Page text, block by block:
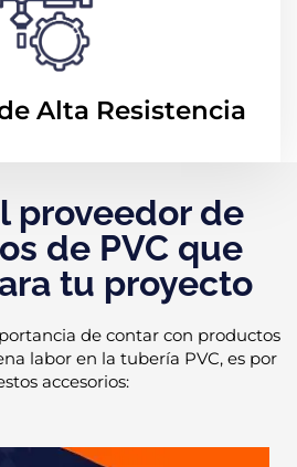
Alta Resistencia
proveedor de
de PVC que
tu proyecto
de contar con productos
labor en la tubería PVC, es por
accesorios: